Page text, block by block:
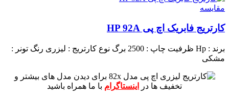
مقايسه
کارتریج فابریک اچ پی HP 92A
برند : Hp ظرفیت چاپ : 2500 برگ نوع کارتریج : لیزری رنگ تونر :
مشکی
برای دیدن مدل های بیشتر و
تخفیف ها در
اینستاگرام با ما همراه باشید